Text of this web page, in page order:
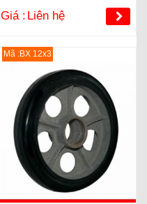
Giá : Liên hệ
Mã :BX 12x3